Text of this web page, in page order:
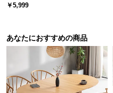
￥5,999
あなたにおすすめの商品